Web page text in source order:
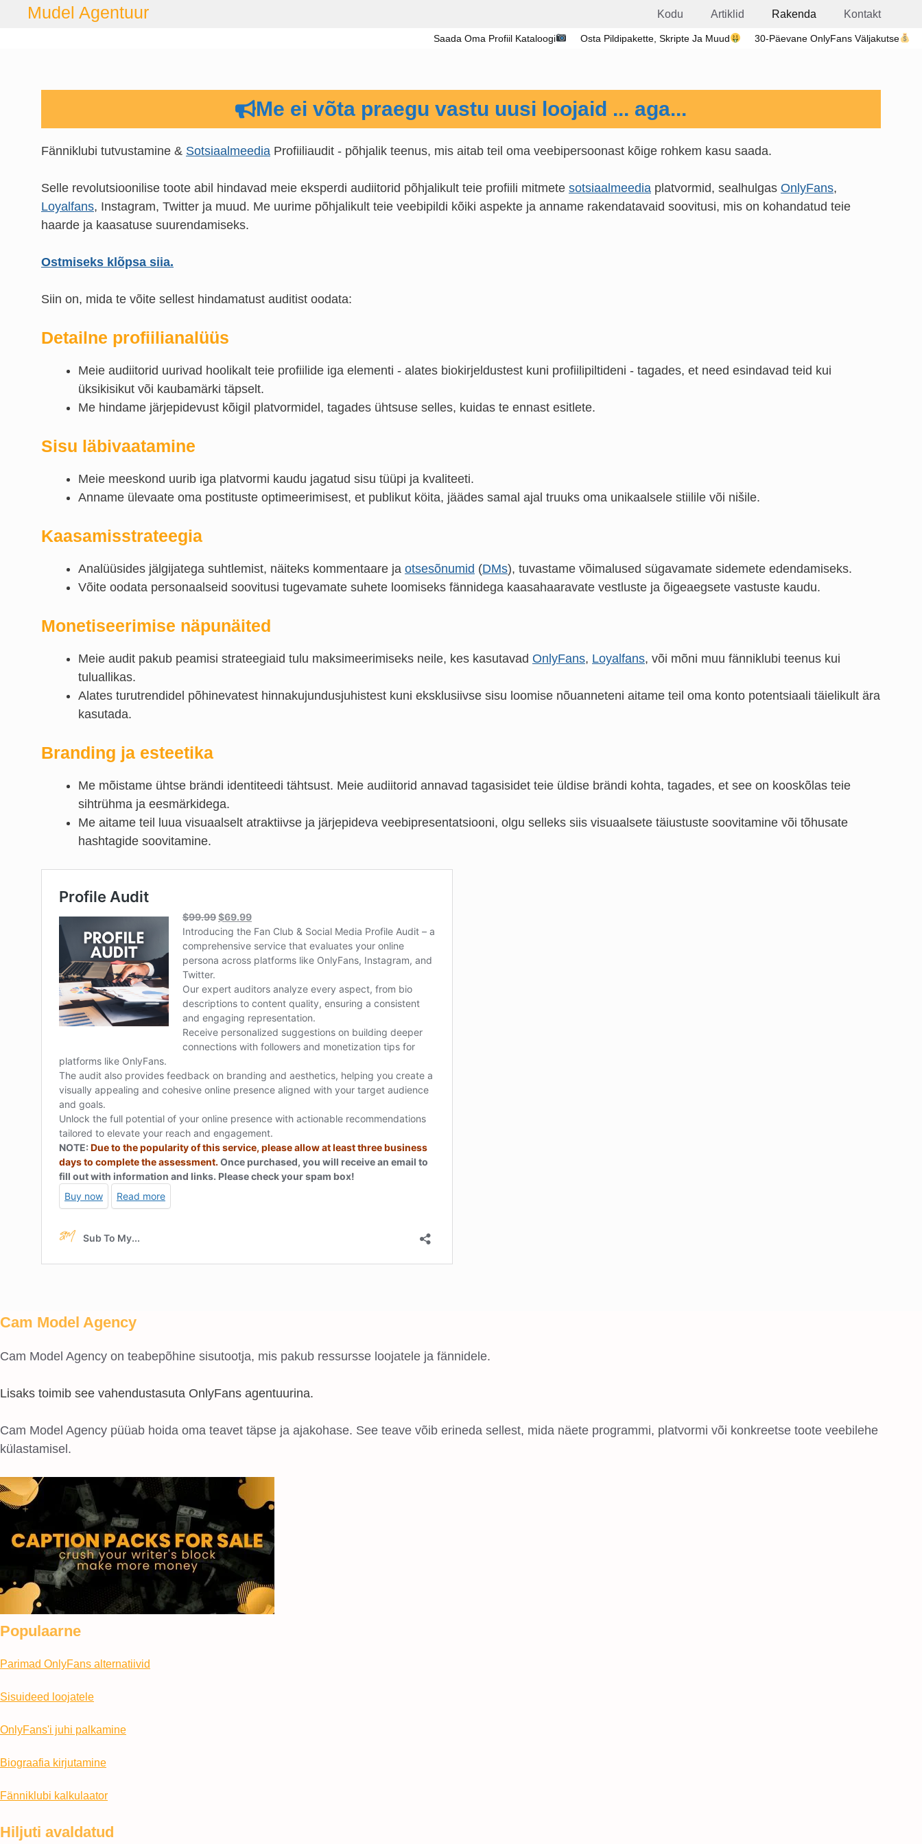
Mudel Agentuur Kodu Artiklid Rakenda Kontakt
Saada Oma Profiil Kataloogi Osta Pildipakette, Skripte Ja Muud 30-Päevane OnlyFans Väljakutse
Me ei võta praegu vastu uusi loojaid ... aga...
Fänniklubi tutvustamine & Sotsiaalmeedia Profiiliaudit - põhjalik teenus, mis aitab teil oma veebipersoonast kõige rohkem kasu saada.
Selle revolutsioonilise toote abil hindavad meie eksperdi audiitorid põhjalikult teie profiili mitmete sotsiaalmeedia platvormid, sealhulgas OnlyFans,
Loyalfans, Instagram, Twitter ja muud. Me uurime põhjalikult teie veebipildi kõiki aspekte ja anname rakendatavaid soovitusi, mis on kohandatud teie
haarde ja kaasatuse suurendamiseks.
Ostmiseks klõpsa siia.
Siin on, mida te võite sellest hindamatust auditist oodata:
Detailne profiilianalüüs
Meie audiitorid uurivad hoolikalt teie profiilide iga elementi - alates biokirjeldustest kuni profiilipiltideni - tagades, et need esindavad teid kui
üksikisikut või kaubamärki täpselt.
Me hindame järjepidevust kõigil platvormidel, tagades ühtsuse selles, kuidas te ennast esitlete.
Sisu läbivaatamine
Meie meeskond uurib iga platvormi kaudu jagatud sisu tüüpi ja kvaliteeti.
Anname ülevaate oma postituste optimeerimisest, et publikut köita, jäädes samal ajal truuks oma unikaalsele stiilile või nišile.
Kaasamisstrateegia
Analüüsides jälgijatega suhtlemist, näiteks kommentaare ja otsesõnumid (DMs), tuvastame võimalused sügavamate sidemete edendamiseks.
Võite oodata personaalseid soovitusi tugevamate suhete loomiseks fännidega kaasahaaravate vestluste ja õigeaegsete vastuste kaudu.
Monetiseerimise näpunäited
Meie audit pakub peamisi strateegiaid tulu maksimeerimiseks neile, kes kasutavad OnlyFans, Loyalfans, või mõni muu fänniklubi teenus kui
tuluallikas.
Alates turutrendidel põhinevatest hinnakujundusjuhistest kuni eksklusiivse sisu loomise nõuanneteni aitame teil oma konto potentsiaali täielikult ära
kasutada.
Branding ja esteetika
Me mõistame ühtse brändi identiteedi tähtsust. Meie audiitorid annavad tagasisidet teie üldise brändi kohta, tagades, et see on kooskõlas teie
sihtrühma ja eesmärkidega.
Me aitame teil luua visuaalselt atraktiivse ja järjepideva veebipresentatsiooni, olgu selleks siis visuaalsete täiustuste soovitamine või tõhusate
hashtagide soovitamine.
Cam Model Agency
Cam Model Agency on teabepõhine sisutootja, mis pakub ressursse loojatele ja fännidele.
Lisaks toimib see vahendustasuta OnlyFans agentuurina.
Cam Model Agency püüab hoida oma teavet täpse ja ajakohase. See teave võib erineda sellest, mida näete programmi, platvormi või konkreetse toote veebilehe
külastamisel.
Populaarne
Parimad OnlyFans alternatiivid
Sisuideed loojatele
OnlyFans'i juhi palkamine
Biograafia kirjutamine
Fänniklubi kalkulaator
Hiljuti avaldatud